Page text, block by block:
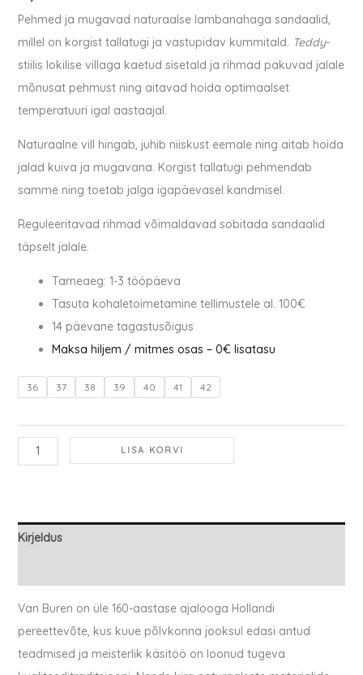
Pehmed ja mugavad naturaalse lambanahaga sandaalid,
millel on korgist tallatugi ja vastupidav kummitald. Teddy-
stiilis lokilise villaga kaetud sisetald ja rihmad pakuvad jalale
mõnusat pehmust ning aitavad hoida optimaalset
temperatuuri igal aastaajal.
Naturaalne vill hingab, juhib niiskust eemale ning aitab hoida
jalad kuiva ja mugavana. Korgist tallatugi pehmendab
samme ning toetab jalga igapäevasel kandmisel.
Reguleeritavad rihmad võimaldavad sobitada sandaalid
täpselt jalale.
Tarneaeg: 1-3 tööpäeva
Tasuta kohaletoimetamine tellimustele al. 100€
14 päevane tagastusõigus
Maksa hiljem / mitmes osas – 0€ lisatasu
36 37 38 39 40 41 42
-
naturaalvalge
LISA KORVI
Kirjeldus
Van Buren on üle 160-aastase ajalooga Hollandi
pereettevõte, kus kuue põlvkonna jooksul edasi antud
teadmised ja meisterlik käsitöö on loonud tugeva